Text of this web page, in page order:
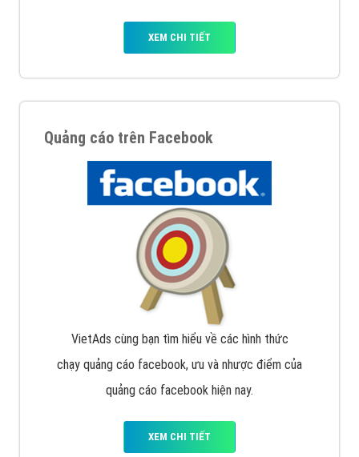
XEM CHI TIẾT
Quảng cáo trên Facebook
VietAds cùng bạn tìm hiểu về các hình thức
chạy quảng cáo facebook, ưu và nhược điểm của
quảng cáo facebook hiện nay.
XEM CHI TIẾT